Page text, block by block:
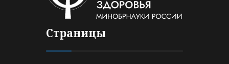
Страницы